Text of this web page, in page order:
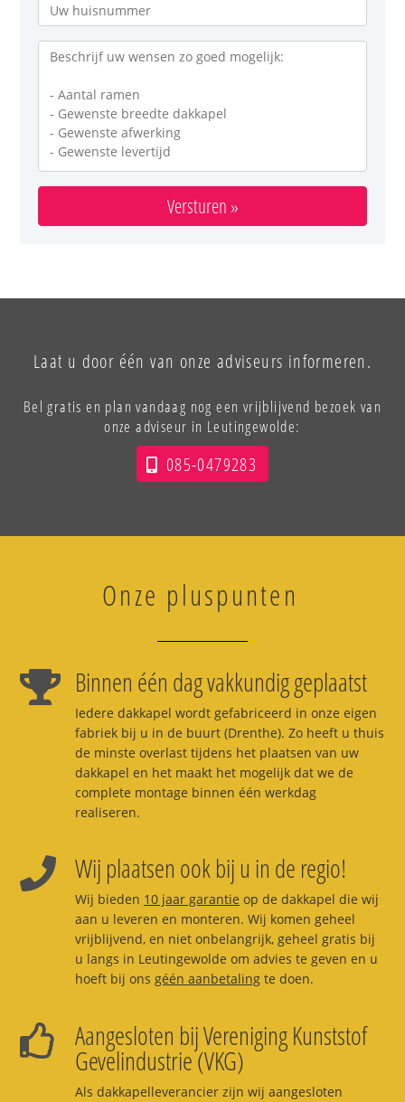
Versturen »
Laat u door één van onze adviseurs informeren.
Bel gratis en plan vandaag nog een vrijblijvend bezoek van
onze adviseur in Leutingewolde:
085-0479283
Onze pluspunten
Binnen één dag vakkundig geplaatst
Iedere dakkapel wordt gefabriceerd in onze eigen
fabriek bij u in de buurt (Drenthe). Zo heeft u thuis
de minste overlast tijdens het plaatsen van uw
dakkapel en het maakt het mogelijk dat we de
complete montage binnen één werkdag
realiseren.
Wij plaatsen ook bij u in de regio!
Wij bieden 10 jaar garantie op de dakkapel die wij
aan u leveren en monteren. Wij komen geheel
vrijblijvend, en niet onbelangrijk, geheel gratis bij
u langs in Leutingewolde om advies te geven en u
hoeft bij ons géén aanbetalingte doen.
Aangesloten bij Vereniging Kunststof
Gevelindustrie (VKG)
Als dakkapelleverancier zijn wij aangesloten